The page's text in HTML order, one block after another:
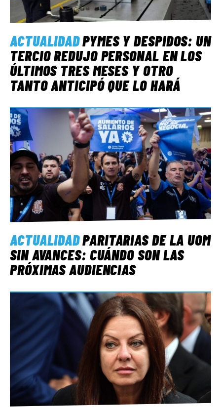
ACTUALIDADPYMES Y DESPIDOS: UN
TERCIO REDUJO PERSONAL EN LOS
ÚLTIMOS TRES MESES Y OTRO
TANTO ANTICIPÓ QUE LO HARÁ
ACTUALIDADPARITARIAS DE LA UOM
SIN AVANCES: CUÁNDO SON LAS
PRÓXIMAS AUDIENCIAS